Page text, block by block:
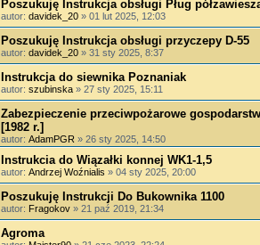
Poszukuję Instrukcja obsługi Pług
autor: davidek_20 » 01 lut 2025, 12:03
Poszukuję Instrukcja obsługi przyczepy D-55
autor: davidek_20 » 31 sty 2025, 8:37
Instrukcja do siewnika Poznaniak
autor: szubinska » 27 sty 2025, 15:11
Zabezpieczenie przeciwpożarowe
[1982 r.]
autor: AdamPGR » 26 sty 2025, 14:50
Instrukcia do Wiązałki konnej WK1-1,5
autor: Andrzej Woźnialis » 04 sty 2025, 20:00
Poszukuję Instrukcji Do Bukownika 1100
autor: Fragokov » 21 paź 2019, 21:34
Agroma